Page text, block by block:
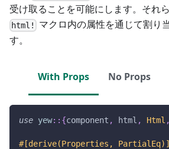
受け取ることを可能にします。それ
html!
マクロ内の属性を通じて割り
す。
With Props No Props
use yew:: {component , html , Html ,
#[derive(Properties, PartialEq)]